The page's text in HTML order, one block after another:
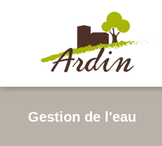
Gestion de l'eau